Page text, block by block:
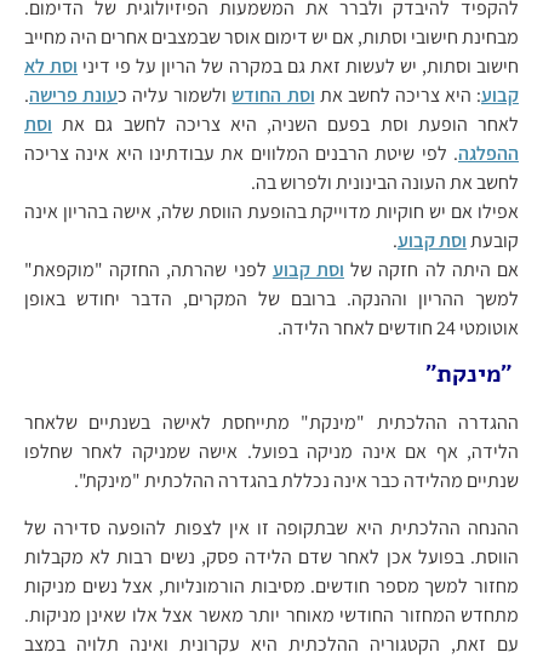
להקפיד להיבדק ולברר את המשמעות הפיזיולוגית של הדימום.
מבחינת חישובי וסתות, אם יש דימום אוסר שבמצבים אחרים היה מחייב
חישוב וסתות, יש לעשות זאת גם במקרה של הריון על פי דיני וסת לא
קבוע: היא צריכה לחשב את וסת החודשולשמור עליה כעונת פרישה.
לאחר הופעת וסת בפעם השניה, היא צריכה לחשב גם את וסת
ההפלגה. לפי שיטת הרבנים המלווים את עבודתינו היא אינה צריכה
לחשב את העונה הבינונית ולפרוש בה.
אפילו אם יש חוקיות מדוייקת בהופעת הווסת שלה, אישה בהריון אינה
קובעתוסת קבוע.
אם היתה לה חזקה של וסת קבוע לפני שהרתה, החזקה "מוקפאת"
למשך ההריון וההנקה. ברובם של המקרים, הדבר יחודש באופן
אוטומטי 24 חודשים לאחר הלידה.
"מינקת"
ההגדרה ההלכתית "מינקת" מתייחסת לאישה בשנתיים שלאחר
הלידה, אף אם אינה מניקה בפועל. אישה שמניקה לאחר שחלפו
שנתיים מהלידה כבר אינה נכללת בהגדרה ההלכתית "מינקת".
ההנחה ההלכתית היא שבתקופה זו אין לצפות להופעה סדירה של
הווסת. בפועל אכן לאחר שדם הלידה פסק, נשים רבות לא מקבלות
מחזור למשך מספר חודשים. מסיבות הורמונליות, אצל נשים מניקות
מתחדש המחזור החודשי מאוחר יותר מאשר אצל אלו שאינן מניקות.
עם זאת, הקטגוריה ההלכתית היא עקרונית ואינה תלויה במצב